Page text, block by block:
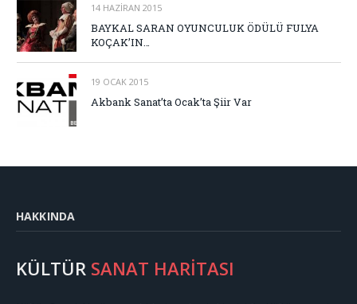
14 HAZIRAN 2015
BAYKAL SARAN OYUNCULUK ÖDÜLÜ FULYA
KOÇAK’IN…
19 OCAK 2015
Akbank Sanat’ta Ocak’ta Şiir Var
HAKKINDA
KÜLTÜR SANAT HARİTASI